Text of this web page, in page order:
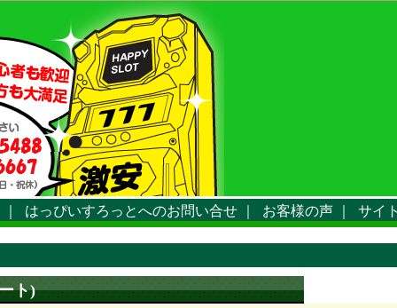
はっぴいすろっとへのお問い合せ お客様の声 サイ
ト)